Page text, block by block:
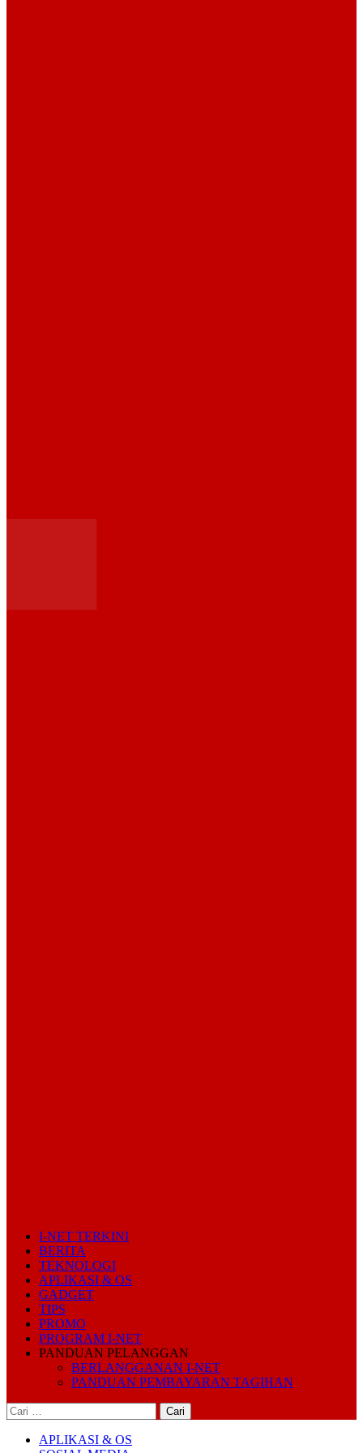
I-NET TERKINI
BERITA
TEKNOLOGI
APLIKASI & OS
GADGET
TIPS
PROMO
PROGRAM I-NET
PANDUAN PELANGGAN
BERLANGGANAN I-NET
PANDUAN PEMBAYARAN TAGIHAN
Cari
untuk:
APLIKASI & OS